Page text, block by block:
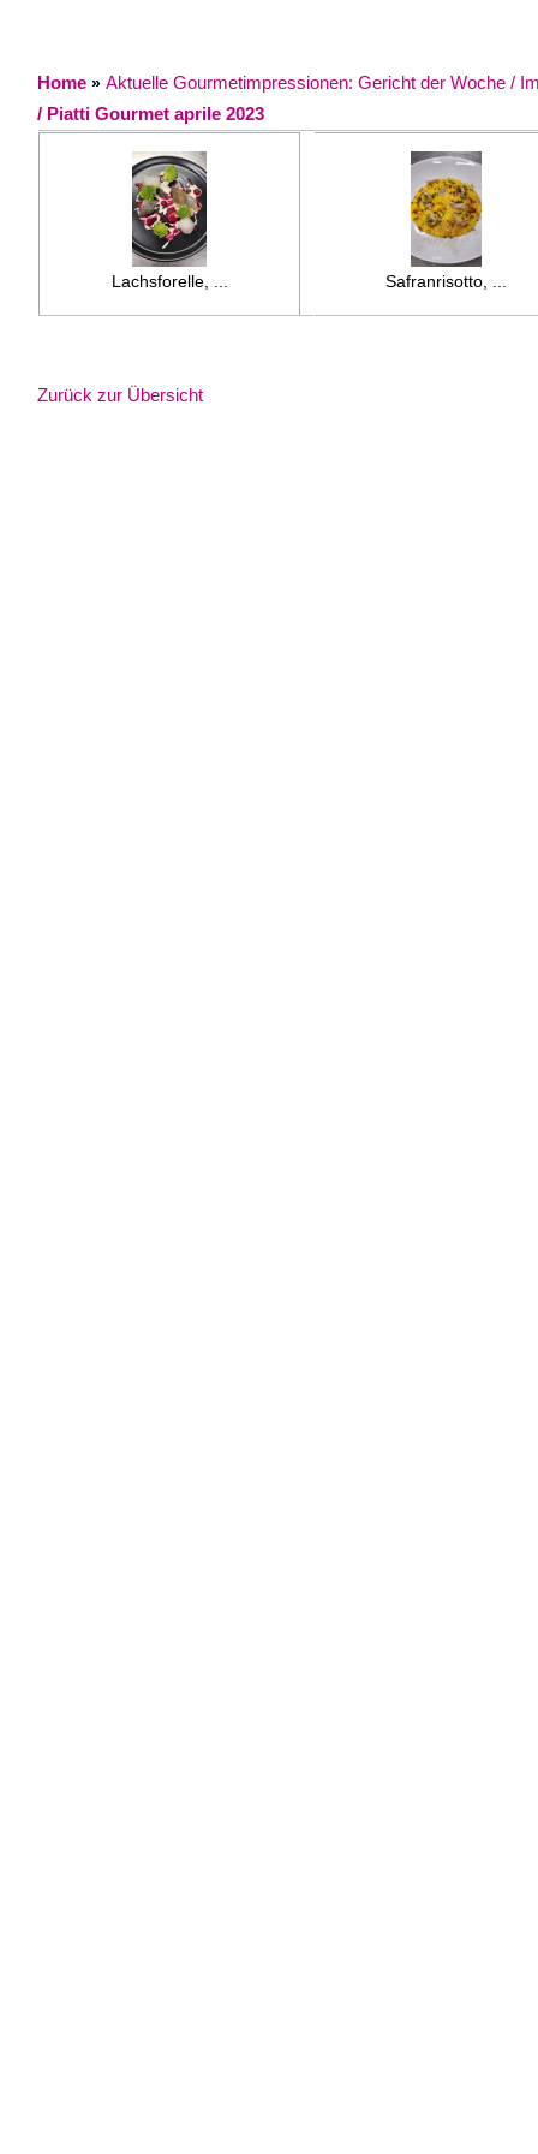
Home » Aktuelle Gourmetimpressionen: Gericht der Woche /
/ Piatti Gourmet aprile 2023
Lachsforelle, ... Safranrisotto, ...
Zurück zur Übersicht